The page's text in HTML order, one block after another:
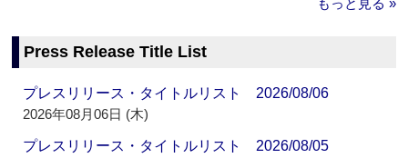
もっと見る »
Press Release Title List
プレスリリース・タイトルリスト 2026/08/06
2026年08月06日 (木)
プレスリリース・タイトルリスト 2026/08/05